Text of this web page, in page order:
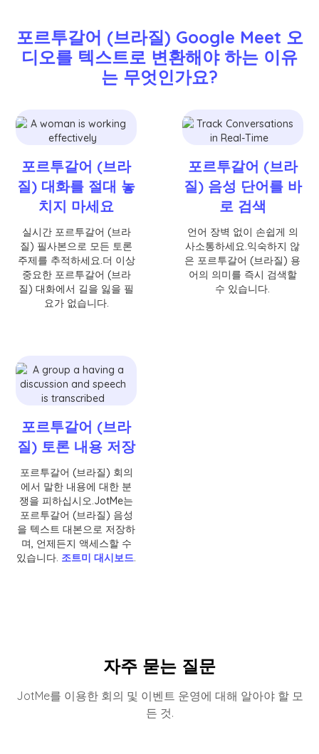
포르투갈어 (브라질) Google Meet 오
디오를 텍스트로 변환해야 하는 이유
는 무엇인가요?
포르투갈어 (브라
질) 대화를 절대 놓
치지 마세요
실시간 포르투갈어 (브라
질) 필사본으로 모든 토론
주제를 추적하세요.더 이상
중요한 포르투갈어 (브라
질) 대화에서 길을 잃을 필
요가 없습니다.
포르투갈어 (브라
질) 음성 단어를 바
로 검색
언어 장벽 없이 손쉽게 의
사소통하세요.익숙하지 않
은 포르투갈어 (브라질) 용
어의 의미를 즉시 검색할
수 있습니다.
포르투갈어 (브라
질) 토론 내용 저장
포르투갈어 (브라질) 회의
에서 말한 내용에 대한 분
쟁을 피하십시오.JotMe는
포르투갈어 (브라질) 음성
을 텍스트 대본으로 저장하
며, 언제든지 액세스할 수
있습니다. 조트미 대시보드.
자주 묻는 질문
JotMe를 이용한 회의 및 이벤트 운영에 대해 알아야 할 모
든 것.